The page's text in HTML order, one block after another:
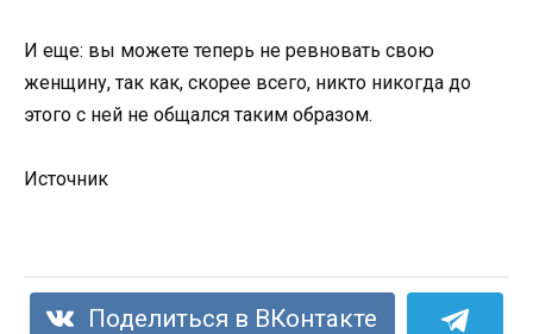
И еще: вы можете теперь не ревновать свою
женщину, так как, скорее всего, никто никогда до
этого с ней не общался таким образом.
Источник
Поделиться в ВКонтакте